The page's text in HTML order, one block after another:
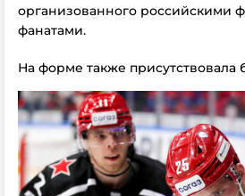
организованного российскими
фанатами.
На форме также присутствовала